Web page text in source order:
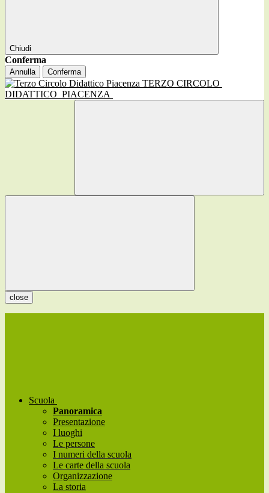
Chiudi
Conferma
Annulla Conferma
TERZO CIRCOLO
DIDATTICO PIACENZA
close
Scuola
Panoramica
Presentazione
I luoghi
Le persone
I numeri della scuola
Le carte della scuola
Organizzazione
La storia